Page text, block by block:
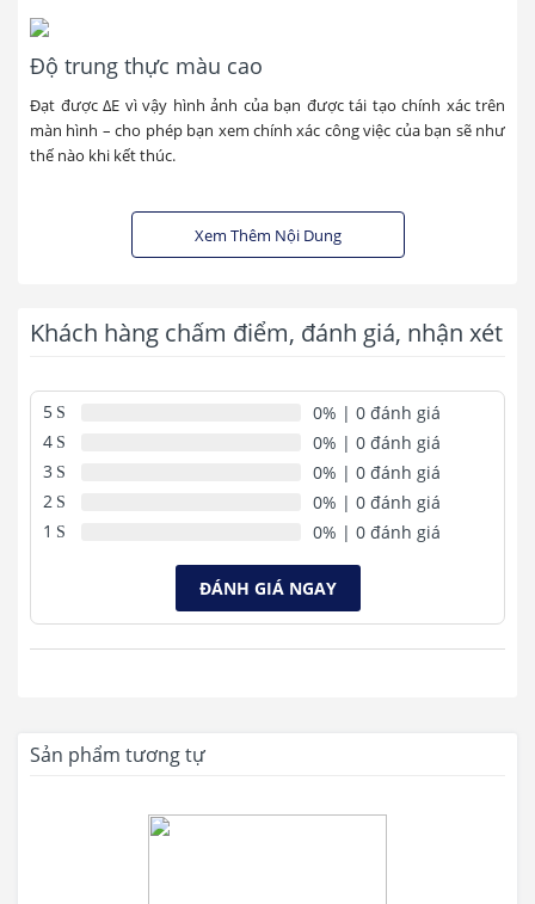
Độ trung thực màu cao
Đạt được ∆E vì vậy hình ảnh của bạn được tái tạo chính xác trên
màn hình – cho phép bạn xem chính xác công việc của bạn sẽ như
thế nào khi kết thúc.
Độ chuẩn màu được cam kết
ngặt, tỉ mỉ để đảm bảo sự chuyển màu mượt mà hơn.
ASUS ProArt Palette
Cho phép bạn tùy chỉnh màn hình của mình thông qua một loạt
các thông số, bao gồm màu sắc, điều chỉnh nhiệt độ và gamma
thông qua các menu trên màn hình trực quan.
Kết nối phong phú
Trang bị các cổng kết nối đa dạng như DisplayPort 1.2, HDMI (v1.4),
cổng D-Sub và bộ chia USB tích hợp dễ dàng kết nối với nhiều loại
thiết bị và tận hưởng tốc độ truyền cực nhanh với bộ nhớ ngoài.
Xem Thêm Nội Dung
Khách hàng chấm điểm, đánh giá, nhận xét
5 0% | 0 đánh giá
4
0% | 0 đánh giá
3
0% | 0 đánh giá
2
0% | 0 đánh giá
1
0% | 0 đánh giá
ĐÁNH GIÁ NGAY
Sản phẩm tương tự